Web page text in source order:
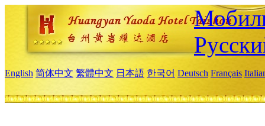
English 简体中文 繁體中文 日本語 한국어 Deutsch Français